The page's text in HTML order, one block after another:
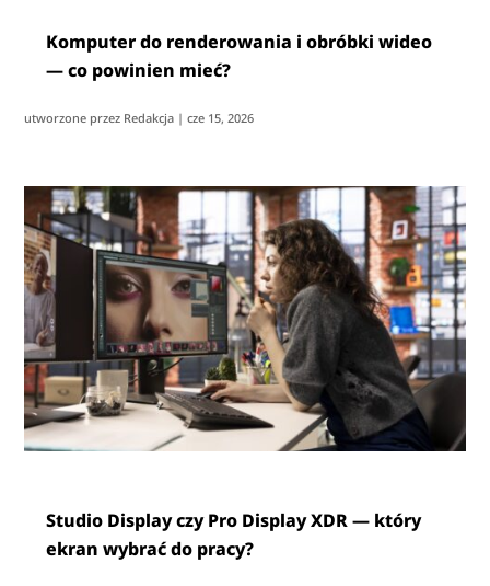
Komputer do renderowania i obróbki wideo
— co powinien mieć?
utworzone przez Redakcja |cze 15, 2026
Studio Display czy Pro Display XDR — który
ekran wybrać do pracy?